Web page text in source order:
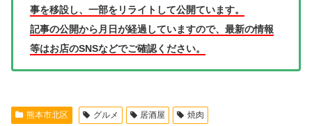
事を移設し、一部をリライトして公開ています。
記事の公開から月日が経過していますので、最新の情報
等はお店のSNSなどでご確認ください。
熊本市北区 グルメ 居酒屋 焼肉